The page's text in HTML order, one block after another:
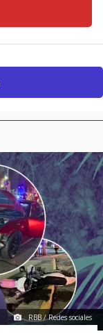
RBB / Redes sociales